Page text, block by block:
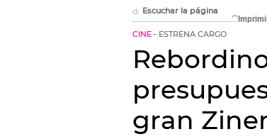
Escuchar la página
CINE ESTRENA CARGO
gran